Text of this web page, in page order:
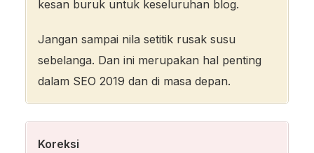
kesan buruk untuk keseluruhan blog.
Jangan sampai nila setitik rusak susu
sebelanga. Dan ini merupakan hal penting
dalam SEO 2019 dan di masa depan.
Koreksi